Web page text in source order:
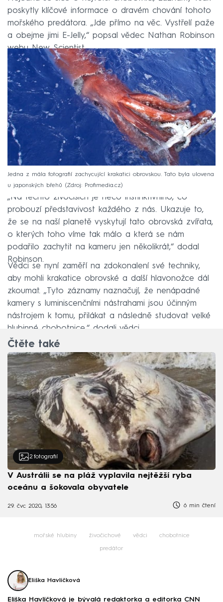
poskytly klíčové informace o dravém chování tohoto
mořského predátora. „Jde přímo na věc. Vystřelí paže
a obejme jimi E-Jelly,“ popsal vědec Nathan Robinson
webu New Scientist.
Jedna z mála fotografií zachycující krakatici obrovskou. Tato byla ulovena
u japonských břehů
Zdroj: Profimedia.cz
„Na těchto živočiších je něco instinktivního, co
probouzí představivost každého z nás. Ukazuje to,
že se na naší planetě vyskytují tato obrovská zvířata,
o kterých toho víme tak málo a která se nám
podařilo zachytit na kameru jen několikrát,“ dodal
Robinson.
Vědci se nyní zaměří na zdokonalení své techniky,
aby mohli krakatice obrovské a další hlavonožce dál
zkoumat. „Tyto záznamy naznačují, že nenápadné
kamery s luminiscenčními nástrahami jsou účinným
nástrojem k tomu, přilákat a následně studovat velké
hlubinné chobotnice,“ dodali vědci.
Čtěte také
2 fotografií
V Austrálii se na pláž vyplavila nejtěžší ryba
oceánu a šokovala obyvatele
29. čvc 2020, 13:56 6 min čtení
mořské hlubiny živočichové vědci chobotnice
predátor
Eliška Havlíčková
Eliška Havlíčková je bývalá redaktorka a editorka CNN